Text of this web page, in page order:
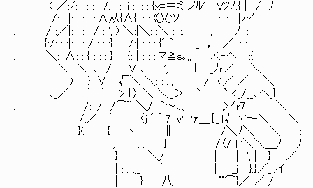
.( ／:/: : : : : /.|: : :i :| : : {x=＝ミ ノﾙ' Vﾂﾉ.{ | :|/ ﾉ
/: : |: : : : :.∧从{∧{: : : 《乂ツ :. :. |ﾉ:ｲ
. / :／|: : : : / : ', ) ＼:|＼:_:＼ :. :. , ﾉ: :.|
{:/: : :|: : : / : : :} /:| : : : {⌒ _ ， ／: : : |
. ＼: :∧: : { : : : } {: | : : : ﾏ≧s｡,,_ _ ､く‐へ＿:{
. ＼ ＼ :､: :/ ∨:､: : : :', ｢ _ﾉr／ ＼
) }: ∨ √＼ ＼: : .', / <／ ／ ＼
. ､_／ }: : } > ｢〉 ＼ ＼:_＞￣` ` <_/__､へ_}
. /: :/ /⌒¨ ＼/ `～､、_＿＿__,>ｲr7＿ ＼
/:／ ′ 〈j ⌒ 7‐v冖ｧ＿〔_」√ヽ'=-＼ ＼
}( { 丶 ∥ /＼ﾉ＼ ＼ :
:, : . }| /〈/ l '＼＼＿ﾉ ﾉ
} ＼/i| | | ', | } ／
| : . ,,_ ｀i| | _j }.}／_..イ
| } 八 ¨⌒}／ ／ /